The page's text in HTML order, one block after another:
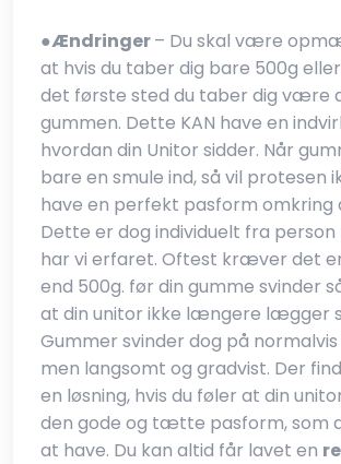
●​Ændringer– Du skal være
at hvis du taber dig bare 500g
det første sted du taber dig være
gummen. Dette KAN have en
hvordan din Unitor sidder. Når
bare en smule ind, så vil protesen
have en perfekt pasform omkring
Dette er dog individuelt fra person
har vi erfaret. Oftest kræver det
end 500g. før din gumme svinder
at din unitor ikke længere lægger
Gummer svinder dog på
men langsomt og gradvist. Der
en løsning, hvis du føler at din
den gode og tætte pasform, som
at have. Du kan altid får lavet en